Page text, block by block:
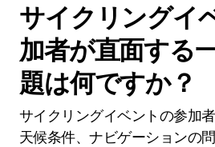
サイクリングイ
加者が直面する
題は何ですか？
サイクリングイベントの参加
天候条件、ナビゲーションの